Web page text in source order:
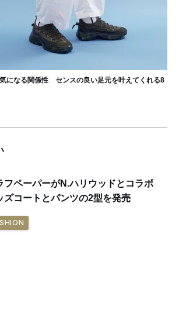
になる関係性 センスの良い足元を叶えてくれる8
フペーパーがN.ハリウッドとコラボ
ズコートとパンツの2型を発売